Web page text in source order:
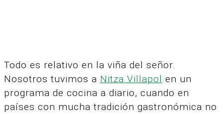
Todo es relativo en la viña del señor.
Nosotros tuvimos a Nitza Villapol en un
programa de cocina a diario, cuando en
países con mucha tradición gastronómica no